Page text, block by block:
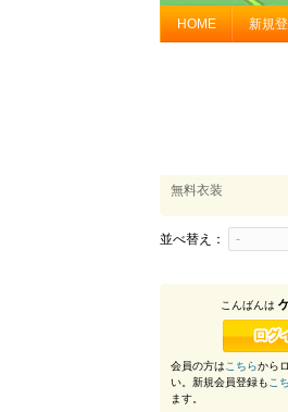
HOME 新規
無料衣装
並べ替え：
こんばんは
会員の方はこちらから
い。新規会員登録もこ
ます。